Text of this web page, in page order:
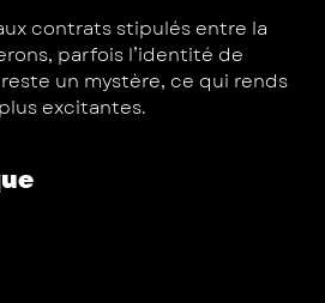
contrats stipulés entre la
parfois l’identité de
un mystère, ce qui rends
excitantes.